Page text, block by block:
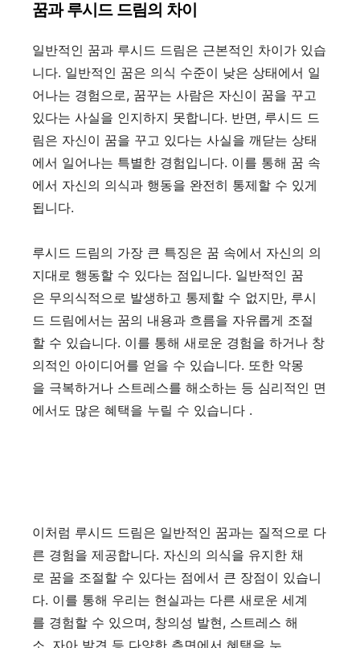
꿈과 루시드 드림의 차이
일반적인 꿈과 루시드 드림은 근본적인 차이가 있습
니다. 일반적인 꿈은 의식 수준이 낮은 상태에서 일
어나는 경험으로, 꿈꾸는 사람은 자신이 꿈을 꾸고
있다는 사실을 인지하지 못합니다. 반면, 루시드 드
림은 자신이 꿈을 꾸고 있다는 사실을 깨닫는 상태
에서 일어나는 특별한 경험입니다. 이를 통해 꿈 속
에서 자신의 의식과 행동을 완전히 통제할 수 있게
됩니다.
루시드 드림의 가장 큰 특징은 꿈 속에서 자신의 의
지대로 행동할 수 있다는 점입니다. 일반적인 꿈
은 무의식적으로 발생하고 통제할 수 없지만, 루시
드 드림에서는 꿈의 내용과 흐름을 자유롭게 조절
할 수 있습니다. 이를 통해 새로운 경험을 하거나 창
의적인 아이디어를 얻을 수 있습니다. 또한 악몽
을 극복하거나 스트레스를 해소하는 등 심리적인 면
에서도 많은 혜택을 누릴 수 있습니다 .
이처럼 루시드 드림은 일반적인 꿈과는 질적으로 다
른 경험을 제공합니다. 자신의 의식을 유지한 채
로 꿈을 조절할 수 있다는 점에서 큰 장점이 있습니
다. 이를 통해 우리는 현실과는 다른 새로운 세계
를 경험할 수 있으며, 창의성 발현, 스트레스 해
소, 자아 발견 등 다양한 측면에서 혜택을 누